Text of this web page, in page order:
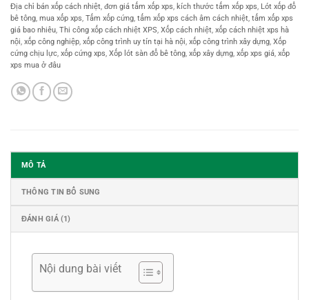
Địa chỉ bán xốp cách nhiệt, đơn giá tấm xốp xps, kích thước tấm xốp xps, Lót xốp đổ
bê tông, mua xốp xps, Tấm xốp cứng, tấm xốp xps cách âm cách nhiệt, tấm xốp xps
giá bao nhiêu, Thi công xốp cách nhiệt XPS, Xốp cách nhiệt, xốp cách nhiệt xps hà
nội, xốp công nghiệp, xốp công trình uy tín tại hà nội, xốp công trình xây dựng, Xốp
cứng chịu lực, xốp cứng xps, Xốp lót sàn đổ bê tông, xốp xây dựng, xốp xps giá, xốp
xps mua ở đâu
MÔ TẢ
THÔNG TIN BỔ SUNG
ĐÁNH GIÁ (1)
Nội dung bài viết